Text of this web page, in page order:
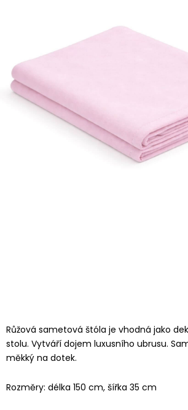
Růžová sametová štóla je vhodná jako
stolu. Vytváří dojem luxusního ubrusu.
měkký na dotek.
Rozměry: délka 150 cm, šířka 35 cm